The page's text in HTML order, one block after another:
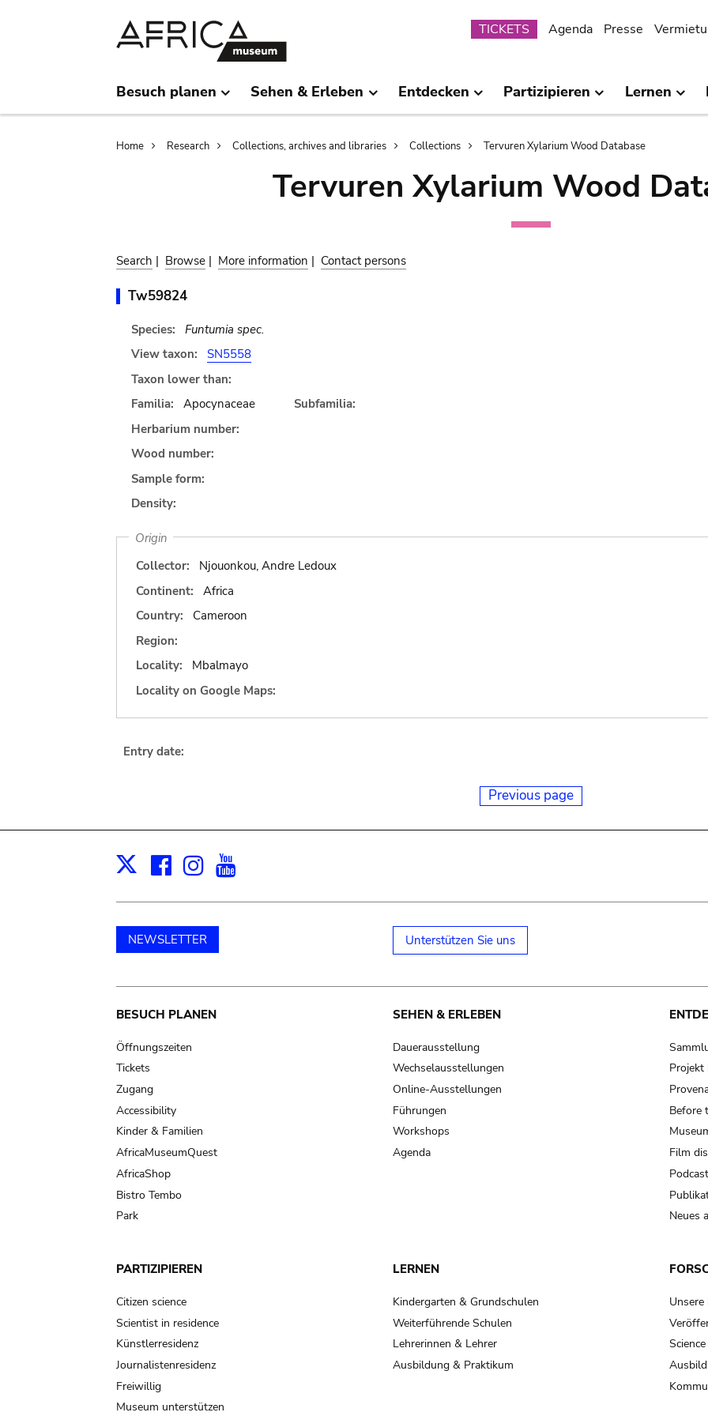
Submenu
TICKETS Agenda Presse
Besuch planen Sehen & Erleben Entdecken Partizipieren Lernen
Breadcrumb
Home Research Collections, archives and libraries Collections Tervuren Xylarium Wood Database
Tervuren Xylarium Wood
Search | Browse | More information | Contact persons
Tw59824
Species:
Funtumia spec.
View taxon:
SN5558
Taxon lower than:
Familia:
Apocynaceae
Subfamilia:
Herbarium number:
Wood number:
Sample form:
Density:
Origin
Collector:
Njouonkou, Andre Ledoux
Continent:
Africa
Country:
Cameroon
Region:
Locality:
Mbalmayo
Locality on Google Maps:
Entry date:
Previous page
X Facebook
Instagram
NEWSLETTER Unterstützen Sie uns
Main
navigation
BESUCH PLANEN
Öffnungszeiten
Tickets
Zugang
Accessibility
Kinder & Familien
AfricaMuseumQuest
AfricaShop
Bistro Tembo
Park
SEHEN & ERLEBEN
Dauerausstellung
Wechselausstellungen
Online-Ausstellungen
Führungen
Workshops
Agenda
Projekt
Before
Film
Neues
PARTIZIPIEREN
Citizen science
Scientist in residence
Künstlerresidenz
Journalistenresidenz
Freiwillig
Museum unterstützen
LERNEN
Kindergarten & Grundschulen
Weiterführende Schulen
Lehrerinnen & Lehrer
Ausbildung & Praktikum